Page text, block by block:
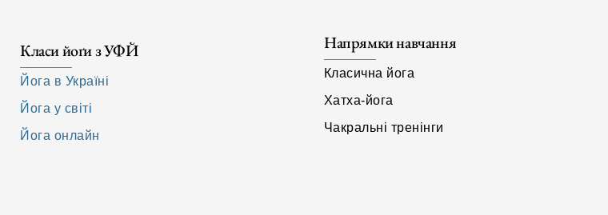
Класи йоґи з УФЙ
Йога в Україні
Йога у світі
Йога онлайн
Напрямки навчання
Класична йога
Хатха-йога
Чакральні тренінги